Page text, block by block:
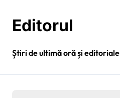
conținutEditorul
Știri de ultimă oră și editoriale